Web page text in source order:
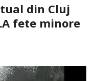
din Cluj
fete minore